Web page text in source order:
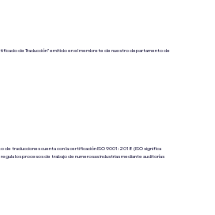
de Traducción” emitido en el membrete de nuestro departamento de
traducciones cuenta con la certificación ISO 9001:2018 (ISO significa
los procesos de trabajo de numerosas industrias mediante auditorías